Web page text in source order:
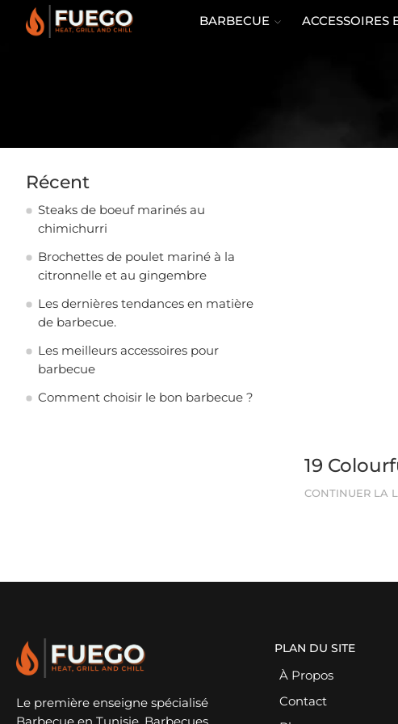
BARBECUE ACCESSOIRES
19
CONTINUER LA
Récent
Steaks de boeuf marinés au
chimichurri
Brochettes de poulet mariné à la
citronnelle et au gingembre
Les dernières tendances en matière
de barbecue.
Les meilleurs accessoires pour
barbecue
Comment choisir le bon barbecue ?
Le première enseigne spécialisé
PLAN DU SITE
À Propos
Contact